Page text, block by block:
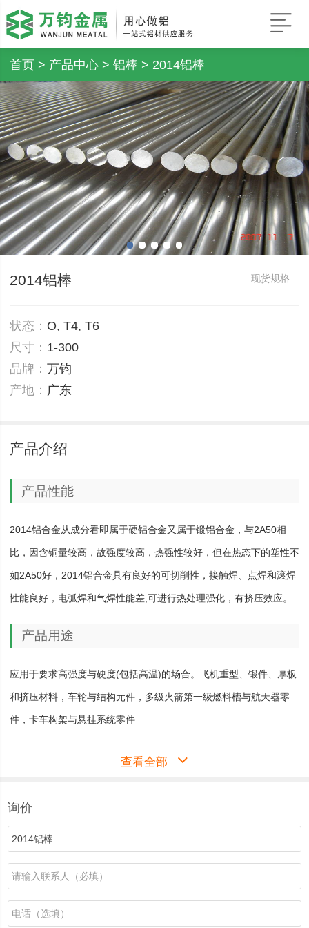
首页 > 产品中心 > 铝棒 > 2014铝棒
2014铝棒 现货规格
状态： O, T4, T6
尺寸： 1-300
品牌： 万钧
产地： 广东
产品介绍
产品性能
2014铝合金从成分看即属于硬铝合金又属于锻铝合金，与2A50相
比，因含铜量较高，故强度较高，热强性较好，但在热态下的塑性不
如2A50好，2014铝合金具有良好的可切削性，接触焊、点焊和滚焊
性能良好，电弧焊和气焊性能差;可进行热处理强化，有挤压效应。
产品用途
应用于要求高强度与硬度(包括高温)的场合。飞机重型、锻件、厚板
和挤压材料，车轮与结构元件，多级火箭第一级燃料槽与航天器零
件，卡车构架与悬挂系统零件
查看全部
询价